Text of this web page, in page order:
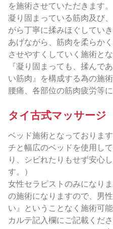
を施術させていただきます。
凝り固まっている筋肉及び
がら丁寧に揉みほぐしてい
あげながら、筋肉を柔らか
させやすくしていく施術と
『凝り固まっても、揉んで
い筋肉』を構成する為の施
腰痛、各部位の筋肉疲労等
タイ古式マッサージ
ベッド施術となっておりま
チと幅広のベッドを使用し
り、シビれたりもせず安心
す。）
女性セラピストのみになり
の施術になりますので、男
い』ということなく施術可
カルテ記入欄にご記載くだ